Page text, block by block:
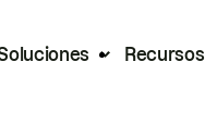
Recursos